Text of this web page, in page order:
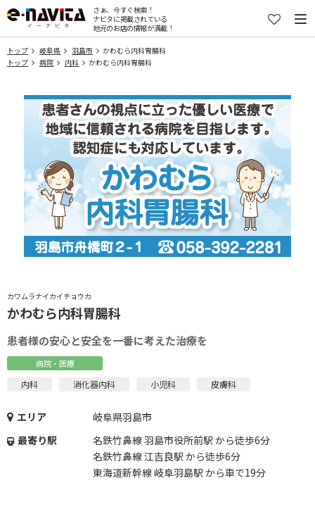
さぁ、今すぐ検索！
ナビタに掲載されている
地元のお店の情報が満載！
トップ 岐阜県 羽島市
かわむら内科胃腸科
トップ
病院 内科 かわむら内科胃腸科
カワムラナイカイチョウカ
かわむら内科胃腸科
患者様の安心と安全を一番に考えた治療を
病院・医療
内科 消化器内科 小児科 皮膚科
エリア
岐阜県羽島市
最寄り駅
名鉄竹鼻線 羽島市役所前駅 から徒歩6分
名鉄竹鼻線 江吉良駅 から徒歩6分
東海道新幹線 岐阜羽島駅 から車で19分